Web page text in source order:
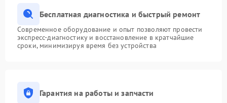
Бесплатная диагностика и быстрый ремонт
Современное оборудование и опыт позволяют провести
экспресс-диагностику и восстановление в кратчайшие
сроки, минимизируя время без устройства
Гарантия на работы и запчасти